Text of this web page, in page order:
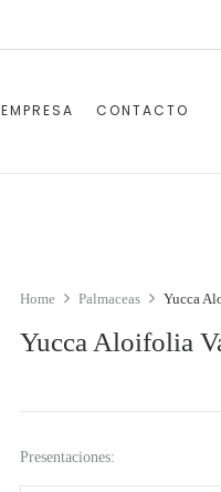
EMPRESA CONTACTO
Home Palmaceas Yucca
Yucca Aloifolia
Presentaciones: